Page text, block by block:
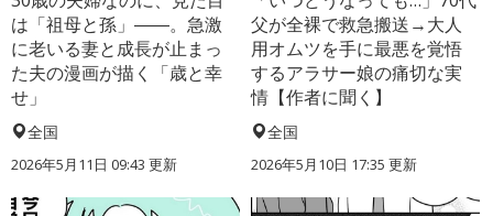
は「祖母と孫」――。急激
に老いる妻と成長が止まっ
た夫の漫画が描く「歳と幸
せ」
全国
2026年5月11日 09:43 更新
父が全裸で救急搬送→大人
用オムツを手に最悪を覚悟
するアラサー娘の痛切な実
情【作者に聞く】
全国
2026年5月10日 17:35 更新